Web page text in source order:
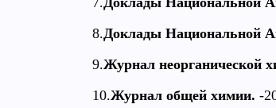
8.Доклады Национальной
9.Журнал неорганической
10.Журнал общей химии. -